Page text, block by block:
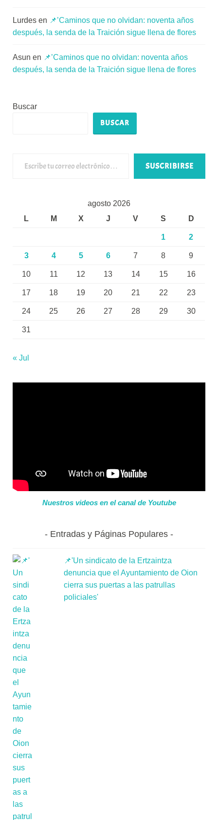
Lurdes en 📌’Caminos que no olvidan: noventa años
después, la senda de la Traición sigue llena de flores
Asun en 📌’Caminos que no olvidan: noventa años
después, la senda de la Traición sigue llena de flores
Buscar
BUSCAR
SUSCRIBIRSE
agosto 2026
L
M X J V S D
1 2
3 4 5 6 7 8 9
10 11 12 13 14 15 16
17 18 19 20 21 22 23
24 25 26 27 28 29 30
31
« Jul
Nuestros videos en el canal de Youtube
Entradas y Páginas Populares
📌'Un sindicato de la Ertzaintza
denuncia que el Ayuntamiento de Oion
cierra sus puertas a las patrullas
policiales'